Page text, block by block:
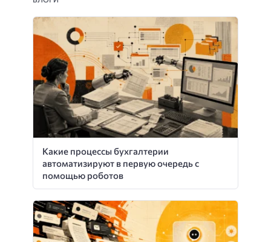
Какие процессы бухгалтерии
автоматизируют в первую очередь с
помощью роботов